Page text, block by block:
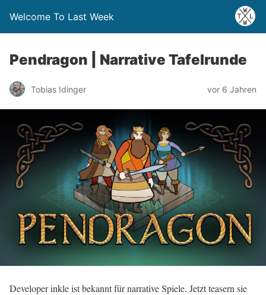
Welcome To Last Week
Pendragon | Narrative Tafelrunde
Tobias Idinger vor 6 Jahren
Developer inkle ist bekannt für narrative Spiele. Jetzt teasern sie